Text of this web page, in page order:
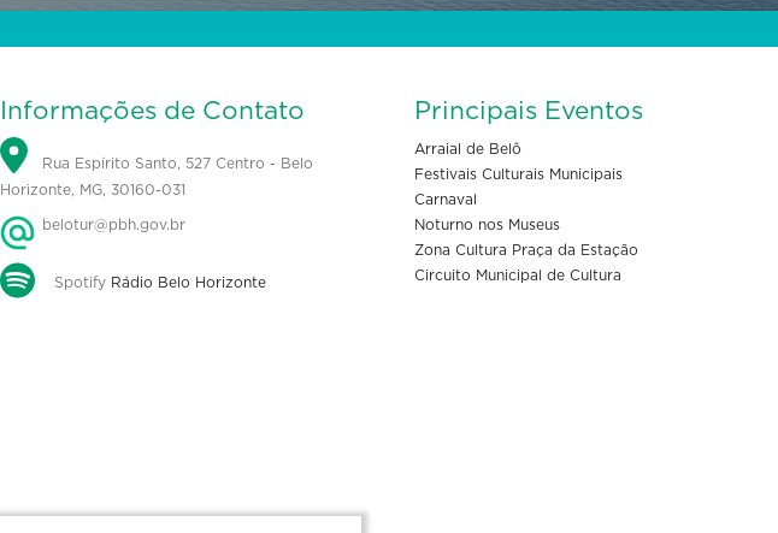
Informações de Contato
Rua Espírito Santo, 527 Centro - Belo
Horizonte, MG, 30160-031
belotur@pbh.gov.br
Spotify Rádio Belo Horizonte
Principais Eventos
Arraial de Belô
Festivais Culturais Municipais
Carnaval
Noturno nos Museus
Zona Cultura Praça da Estação
Circuito Municipal de Cultura